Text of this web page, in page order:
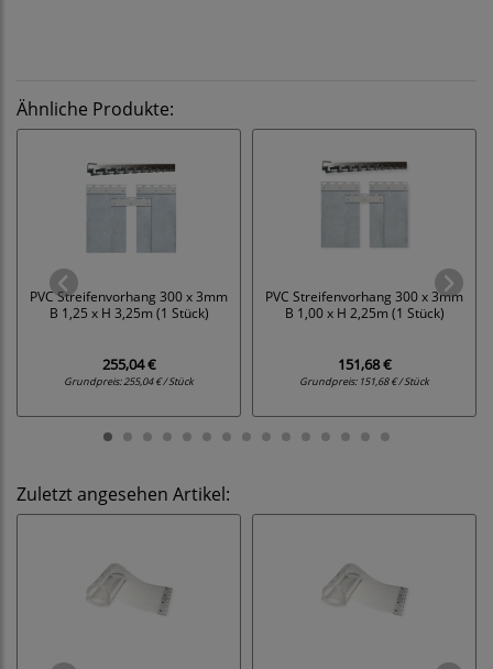
Ähnliche Produkte:
PVC Streifenvorhang 300 x 3mm
B 1,25 x H 3,25m (1 Stück)
255,04 €
Grundpreis:255,04 € / Stück
PVC Streifenvorhang 300 x 3mm
B 1,00 x H 2,25m (1 Stück)
151,68 €
Grundpreis: 151,68 € / Stück
Zuletzt angesehen Artikel: